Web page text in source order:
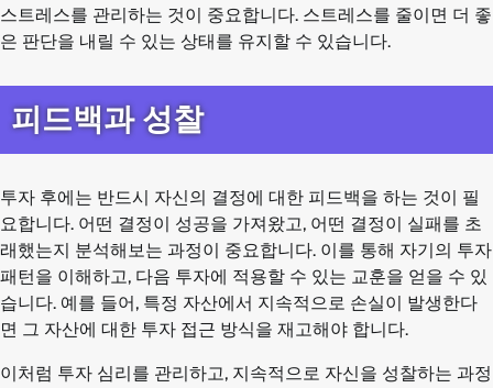
스트레스를 관리하는 것이 중요합니다. 스트레스를 줄이면 더 좋
은 판단을 내릴 수 있는 상태를 유지할 수 있습니다.
피드백과 성찰
투자 후에는 반드시 자신의 결정에 대한 피드백을 하는 것이 필
요합니다. 어떤 결정이 성공을 가져왔고, 어떤 결정이 실패를 초
래했는지 분석해보는 과정이 중요합니다. 이를 통해 자기의 투자
패턴을 이해하고, 다음 투자에 적용할 수 있는 교훈을 얻을 수 있
습니다. 예를 들어, 특정 자산에서 지속적으로 손실이 발생한다
면 그 자산에 대한 투자 접근 방식을 재고해야 합니다.
이처럼 투자 심리를 관리하고, 지속적으로 자신을 성찰하는 과정